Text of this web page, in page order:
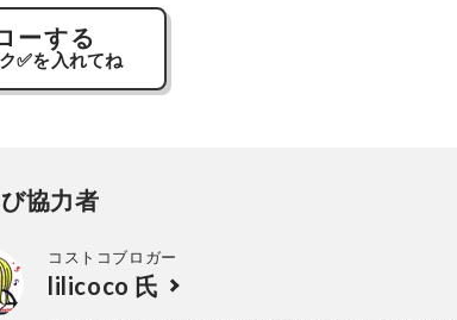
ーする
✅を入れてね
協力者
コストコブロガー
lilicoco 氏